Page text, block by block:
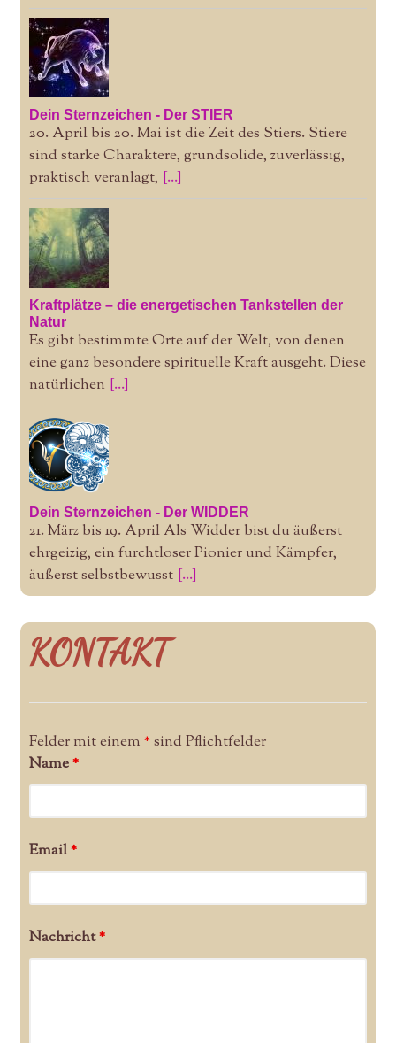
Dein Sternzeichen - Der STIER
20. April bis 20. Mai ist die Zeit des Stiers. Stiere
sind starke Charaktere, grundsolide, zuverlässig,
praktisch veranlagt, [...]
Kraftplätze – die energetischen Tankstellen der
Natur
Es gibt bestimmte Orte auf der Welt, von denen
eine ganz besondere spirituelle Kraft ausgeht. Diese
natürlichen [...]
Dein Sternzeichen - Der WIDDER
21. März bis 19. April Als Widder bist du äußerst
ehrgeizig, ein furchtloser Pionier und Kämpfer,
äußerst selbstbewusst [...]
KONTAKT
Felder mit einem * sind Pflichtfelder
Name*
Email*
Nachricht*